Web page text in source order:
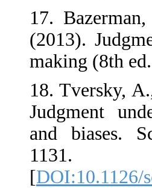
17.
(2013).
making (8th
18. Tversky,
Judgment
and biases.
1131.
[DOI:10.1126/